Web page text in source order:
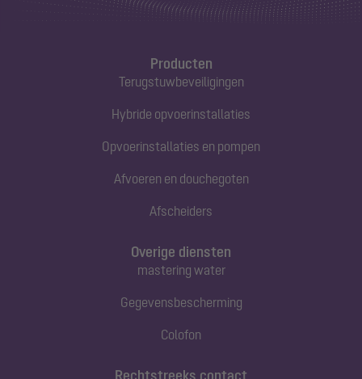
Producten
Terugstuwbeveiligingen
Hybride opvoerinstallaties
Opvoerinstallaties en pompen
Afvoeren en douchegoten
Afscheiders
Rechtstreeks contact
Overige diensten
mastering water
Gegevensbescherming
Colofon